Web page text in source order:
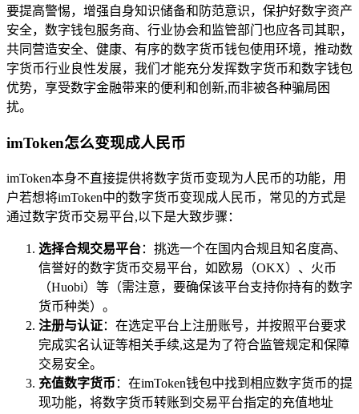
要提高警惕，增强自身知识储备和防范意识，保护好数字资产
安全，数字钱包服务商、行业协会和监管部门也应各司其职，
共同营造安全、健康、有序的数字货币钱包使用环境，推动数
字货币行业良性发展，我们才能充分发挥数字货币和数字钱包
优势，享受数字金融带来的便利和创新,而非被各种骗局困
扰。
imToken怎么变现成人民币
imToken本身不直接提供将数字货币变现为人民币的功能，用
户若想将imToken中的数字货币变现成人民币，常见的方式是
通过数字货币交易平台,以下是大致步骤：
选择合规交易平台：挑选一个在国内合规且知名度高、
信誉好的数字货币交易平台，如欧易（OKX）、火币
（Huobi）等（需注意，要确保该平台支持你持有的数字
货币种类）。
注册与认证：在选定平台上注册账号，并按照平台要求
完成实名认证等相关手续,这是为了符合监管规定和保障
交易安全。
充值数字货币 ：在imToken钱包中找到相应数字货币的提
现功能，将数字货币转账到交易平台指定的充值地址